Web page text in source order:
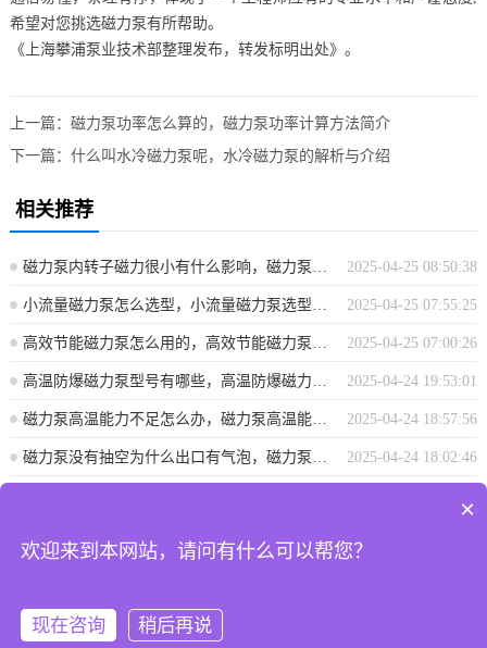
希望对您挑选磁力泵有所帮助。
《上海攀浦泵业技术部整理发布，转发标明出处》。
上一篇： 磁力泵功率怎么算的，磁力泵功率计算方法简介
下一篇： 什么叫水冷磁力泵呢，水冷磁力泵的解析与介绍
相关推荐
2025-04-25 08:50:38
磁力泵内转子磁力很小有什么影响，磁力泵内转子磁力减小的影响分析
2025-04-25 07:55:25
小流量磁力泵怎么选型，小流量磁力泵选型指南
2025-04-25 07:00:26
高效节能磁力泵怎么用的，高效节能磁力泵使用指南
2025-04-24 19:53:01
高温防爆磁力泵型号有哪些，高温防爆磁力泵型号概览
2025-04-24 18:57:56
磁力泵高温能力不足怎么办，磁力泵高温能力不足解决方案探讨
2025-04-24 18:02:46
磁力泵没有抽空为什么出口有气泡，磁力泵出口气泡成因解析，非抽空状态下为何仍有气泡？
话:187 0175 8089
×
欢迎来到本网站，请问有什么可以帮您？
现在咨询 稍后再说